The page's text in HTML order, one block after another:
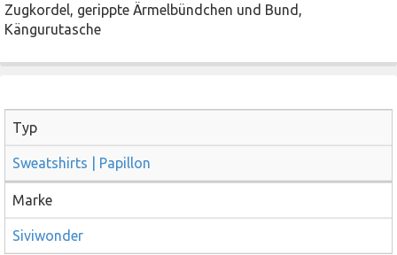
Zugkordel, gerippte Ärmelbündchen und Bund,
Kängurutasche
Typ
Sweatshirts | Papillon
Marke
Siviwonder